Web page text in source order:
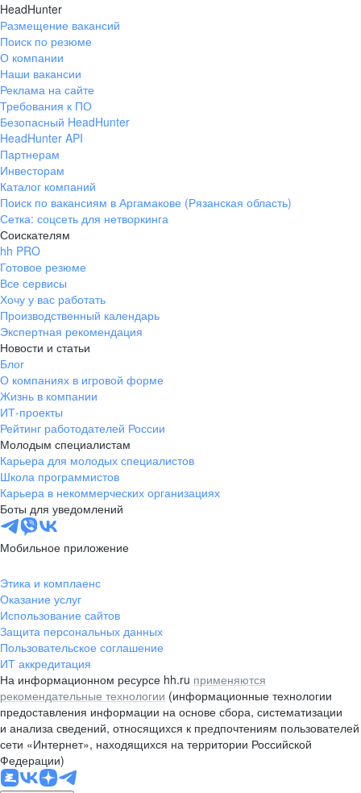
HeadHunter
Размещение вакансий
Поиск по резюме
О компании
Наши вакансии
Реклама на сайте
Требования к ПО
Безопасный HeadHunter
HeadHunter API
Партнерам
Инвесторам
Каталог компаний
Поиск по вакансиям в Аргамакове (Рязанская область)
Сетка: соцсеть для нетворкинга
Соискателям
hh PRO
Готовое резюме
Все сервисы
Хочу у вас работать
Производственный календарь
Экспертная рекомендация
Новости и статьи
Блог
О компаниях в игровой форме
Жизнь в компании
ИТ-проекты
Рейтинг работодателей России
Молодым специалистам
Карьера для молодых специалистов
Школа программистов
Карьера в некоммерческих организациях
Боты для уведомлений
Мобильное приложение
Этика и комплаенс
Оказание услуг
Использование сайтов
Защита персональных данных
Пользовательское соглашение
ИТ аккредитация
На информационном ресурсе hh.ru применяются
рекомендательные технологии (информационные технологии
предоставления информации на основе сбора, систематизации
и анализа сведений, относящихся к предпочтениям пользователей
сети «Интернет», находящихся на территории Российской
Федерации)